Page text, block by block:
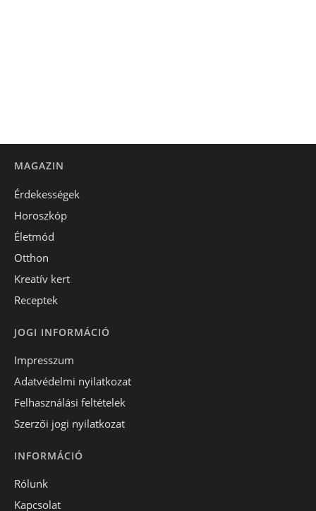
MAGAZIN
Érdekességek
Horoszkóp
Életmód
Otthon
Kreatív kert
Receptek
JOGI INFORMÁCIÓ
Impresszum
Adatvédelmi nyilatkozat
Felhasználási feltételek
Szerzői jogi nyilatkozat
INFORMÁCIÓ
Rólunk
Kapcsolat